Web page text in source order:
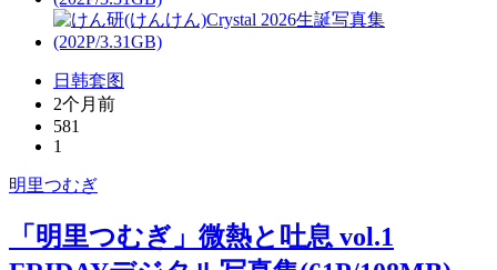
日韩套图
2个月前
581
1
明里つむぎ
「明里つむぎ」微熱と吐息 vol.1